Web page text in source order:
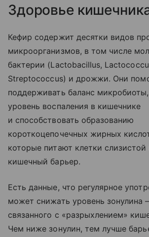
Здоровье
Кефир содержит десятки видов
микроорганизмов, в том числе
бактерии (Lactobacillus,
Streptococcus) и дрожжи. Они
поддерживать баланс
уровень воспаления в кишечнике
и способствовать образованию
короткоцепочечных жирных
которые питают клетки
кишечный барьер.
Есть данные, что регулярное
может снижать уровень зонулина
связанного с «разрыхлением»
Чем ниже зонулин, тем лучше